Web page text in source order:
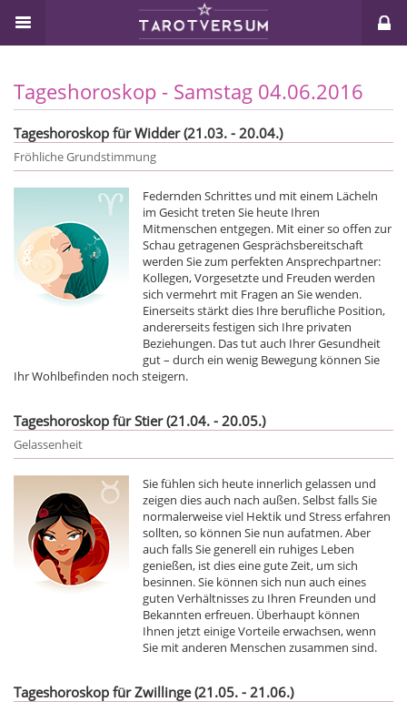
Tageshoroskop - Samstag 04.06.2016
Tageshoroskop für Widder (21.03. - 20.04.)
Fröhliche Grundstimmung
Federnden Schrittes und mit einem Lächeln
im Gesicht treten Sie heute Ihren
Mitmenschen entgegen. Mit einer so offen zur
Schau getragenen Gesprächsbereitschaft
werden Sie zum perfekten Ansprechpartner:
Kollegen, Vorgesetzte und Freuden werden
sich vermehrt mit Fragen an Sie wenden.
Einerseits stärkt dies Ihre berufliche Position,
andererseits festigen sich Ihre privaten
Beziehungen. Das tut auch Ihrer Gesundheit
gut – durch ein wenig Bewegung können Sie
Ihr Wohlbefinden noch steigern.
Tageshoroskop für Stier (21.04. - 20.05.)
Gelassenheit
Sie fühlen sich heute innerlich gelassen und
zeigen dies auch nach außen. Selbst falls Sie
normalerweise viel Hektik und Stress erfahren
sollten, so können Sie nun aufatmen. Aber
auch falls Sie generell ein ruhiges Leben
genießen, ist dies eine gute Zeit, um sich
besinnen. Sie können sich nun auch eines
guten Verhältnisses zu Ihren Freunden und
Bekannten erfreuen. Überhaupt können
Ihnen jetzt einige Vorteile erwachsen, wenn
Sie mit anderen Menschen zusammen sind.
Tageshoroskop für Zwillinge (21.05. - 21.06.)